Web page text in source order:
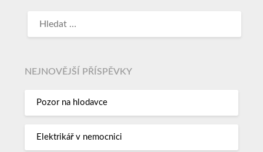
NEJNOVĚJŠÍ PŘÍSPĚVKY
Pozor na hlodavce
Elektrikář v nemocnici